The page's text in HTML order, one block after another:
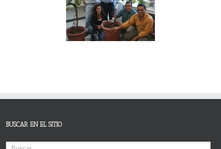
BUSCAR EN EL SITIO